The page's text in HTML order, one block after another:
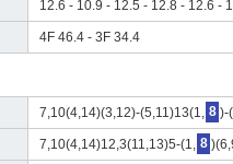
12.6 - 10.9 - 12.5 - 12.8 - 12.6 -
4F 46.4 - 3F 34.4
7,10(4,14)(3,12)-(5,11)13(1, 8 )-
7,10(4,14)12,3(11,13)5-(1, 8